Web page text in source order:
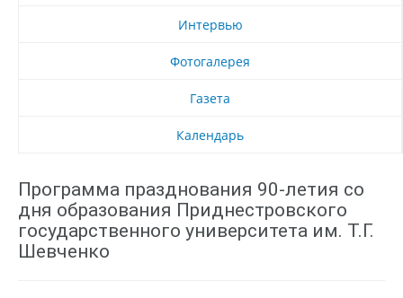
Интервью
Фотогалерея
Газета
Календарь
Программа празднования 90-летия со
дня образования Приднестровского
государственного университета им. Т.Г.
Шевченко